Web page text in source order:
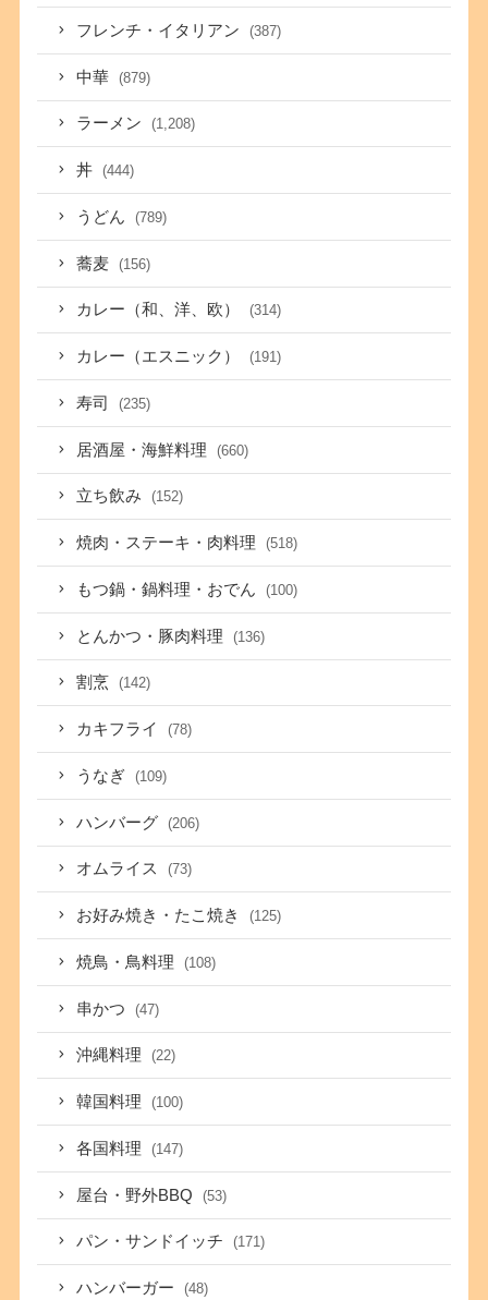
フレンチ・イタリアン (387)
中華 (879)
ラーメン (1,208)
丼 (444)
うどん (789)
蕎麦 (156)
カレー（和、洋、欧） (314)
カレー（エスニック） (191)
寿司 (235)
居酒屋・海鮮料理 (660)
立ち飲み (152)
焼肉・ステーキ・肉料理 (518)
もつ鍋・鍋料理・おでん (100)
とんかつ・豚肉料理 (136)
割烹 (142)
カキフライ (78)
うなぎ (109)
ハンバーグ (206)
オムライス (73)
お好み焼き・たこ焼き (125)
焼鳥・鳥料理 (108)
串かつ (47)
沖縄料理 (22)
韓国料理 (100)
各国料理 (147)
屋台・野外BBQ (53)
パン・サンドイッチ (171)
ハンバーガー (48)